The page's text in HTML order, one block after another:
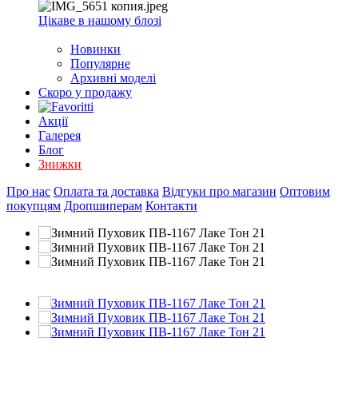
Цікаве в нашому блозі
Новинки
Популярне
Архивні моделі
Скоро у продажу
Акції
Галерея
Блог
Знижки
Про нас Оплата та доставка Відгуки про магазин Оптовим
покупцям Дропшиперам Контакти